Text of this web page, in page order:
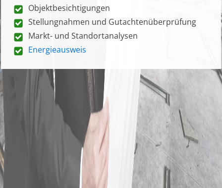
Objektbesichtigungen
Stellungnahmen und Gutachtenüberprüfung
Markt- und Standortanalysen
Energieausweis